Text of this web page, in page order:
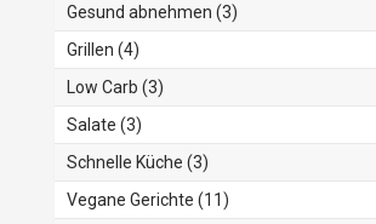
Gesund abnehmen (3)
Grillen (4)
Low Carb (3)
Salate (3)
Schnelle Küche (3)
Vegane Gerichte (11)